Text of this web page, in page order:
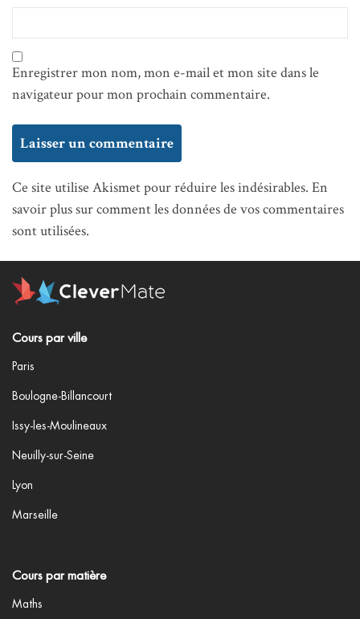
Enregistrer mon nom, mon e-mail et mon site dans le
navigateur pour mon prochain commentaire.
Ce site utilise Akismet pour réduire les indésirables. En
savoir plus sur comment les données de vos commentaires
sont utilisées.
Cours par ville
Paris
Boulogne-Billancourt
Issy-les-Moulineaux
Neuilly-sur-Seine
Lyon
Marseille
Cours par matière
Maths